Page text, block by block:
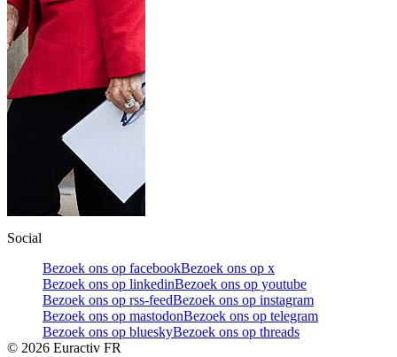
Social
Bezoek ons op facebookBezoek ons op x
Bezoek ons op linkedinBezoek ons op youtube
Bezoek ons op rss-feedBezoek ons op instagram
Bezoek ons op mastodonBezoek ons op telegram
Bezoek ons op blueskyBezoek ons op threads
© 2026 Euractiv FR